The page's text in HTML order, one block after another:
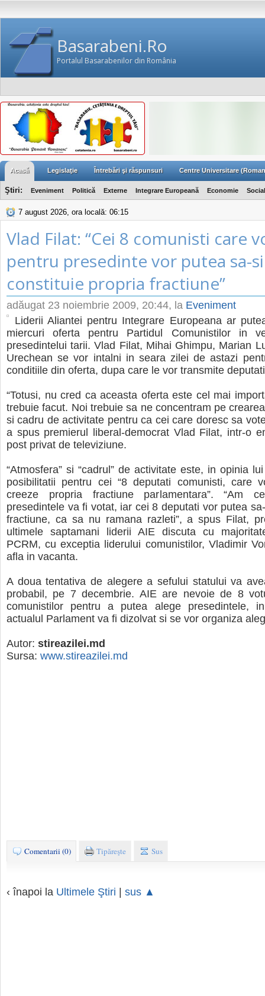
Basarabeni.Ro
Portalul Basarabenilor din România
Acasă Legislaţie Întrebări şi răspunsuri Centre Universitare
Ştiri: Eveniment Politică Externe Integrare Europeană Economie Social
7 august 2026, ora locală: 06:15
Vlad Filat: “Cei 8 comunisti care
pentru presedinte vor putea sa-si
constituie propria fractiune”
adăugat 23 noiembrie 2009, 20:44, la Eveniment
Liderii Aliantei pentru Integrare Europeana ar
miercuri oferta pentru Partidul Comunistilor in
presedintelui tarii. Vlad Filat, Mihai Ghimpu, Marian
Urechean se vor intalni in seara zilei de astazi
conditiile din oferta, dupa care le vor transmite
“Totusi, nu cred ca aceasta oferta este cel mai
trebuie facut. Noi trebuie sa ne concentram pe
si cadru de activitate pentru ca cei care doresc sa
a spus premierul liberal-democrat Vlad Filat, intr-o
post privat de televiziune.
“Atmosfera” si “cadrul” de activitate este, in opinia
posibilitatii pentru cei “8 deputati comunisti, care
creeze propria fractiune parlamentara”. “Am
presedintele va fi votat, iar cei 8 deputati vor putea
fractiune, ca sa nu ramana razleti”, a spus Filat,
ultimele saptamani liderii AIE discuta cu
PCRM, cu exceptia liderului comunistilor, Vladimir
afla in vacanta.
A doua tentativa de alegere a sefului statului va
probabil, pe 7 decembrie. AIE are nevoie de 8
comunistilor pentru a putea alege presedintele,
actualul Parlament va fi dizolvat si se vor organiza
Autor: stireazilei.md
Sursa: www.stireazilei.md
Comentarii (0) Tipăreşte Sus
‹ înapoi la Ultimele Ştiri sus ▲